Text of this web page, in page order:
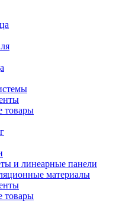
товары
и линеарные панели
материалы
товары